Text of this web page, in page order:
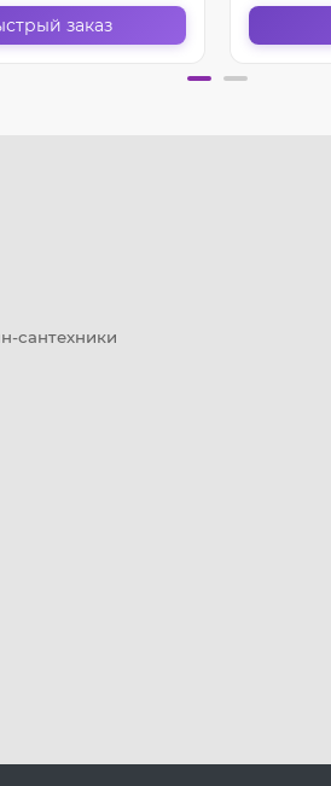
заказ
сантехники